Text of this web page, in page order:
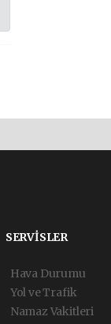
SERVİSLER
Hava Durumu
Yol ve Trafik
Namaz Vakitleri